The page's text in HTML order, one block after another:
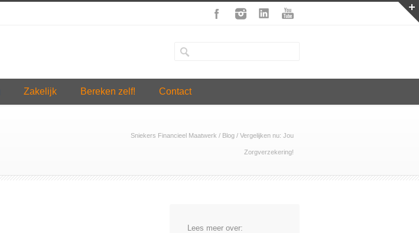
Zakelijk Bereken zelf! Contact
Sniekers Financieel Maatwerk / Blog / Vergelijken nu: Jou
Zorgverzekering!
Lees meer over: